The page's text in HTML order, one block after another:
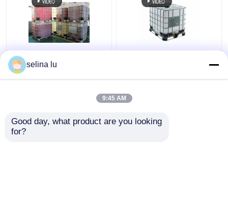
電気絶縁体CTおよび
PTのためのAPGプロセ
33kv 密閉ポール用変性
selina lu
9:45 AM
Good day, what product are you looking
for?